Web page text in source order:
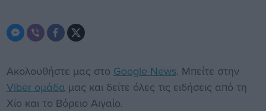
Ακολουθήστε μας στο Google News. Μπείτε στην
Viber ομάδα μας και δείτε όλες τις ειδήσεις από τη
Χίο και το Βόρειο Αιγαίο.